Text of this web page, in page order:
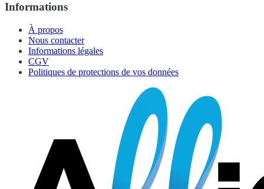
Informations
À propos
Nous contacter
Informations légales
CGV
Politiques de protections de vos données